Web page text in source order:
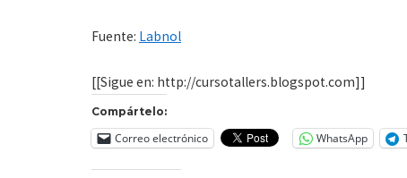
Fuente: Labnol
[[Sigue en: http://cursotallers.blogspot.com]]
Compártelo:
Correo electrónico WhatsApp